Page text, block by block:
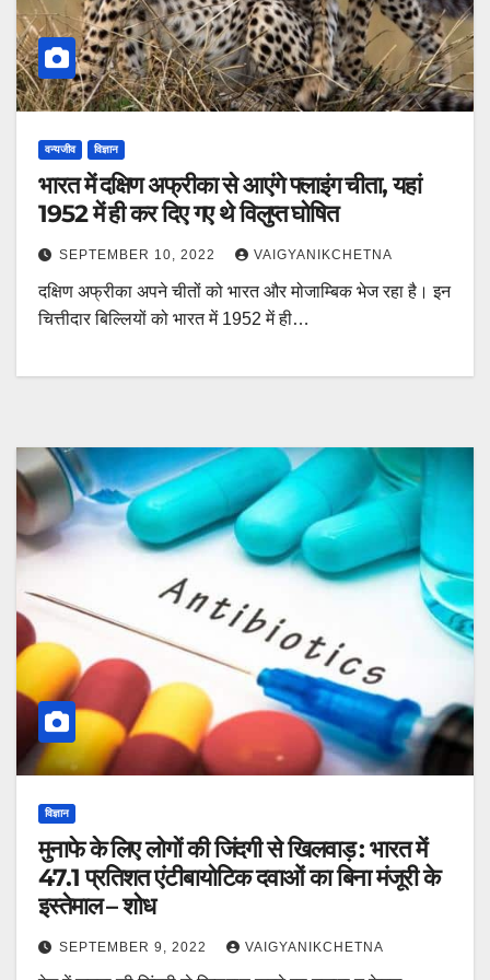
वन्यजीव विज्ञान
भारत में दक्षिण अफ्रीका से आएंगे फ्लाइंग चीता, यहां
1952 में ही कर दिए गए थे विलुप्त घोषित
SEPTEMBER 10, 2022 VAIGYANIKCHETNA
दक्षिण अफ्रीका अपने चीतों को भारत और मोजाम्बिक भेज रहा है। इन
चित्तीदार बिल्लियों को भारत में 1952 में ही…
विज्ञान
मुनाफे के लिए लोगों की जिंदगी से खिलवाड़ : भारत में
47.1 प्रतिशत एंटीबायोटिक दवाओं का बिना मंजूरी के
इस्तेमाल – शोध
SEPTEMBER 9, 2022 VAIGYANIKCHETNA